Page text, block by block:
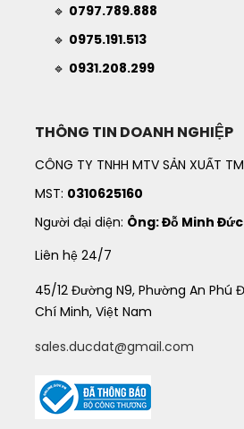
🔹 0797.789.888
🔹 0975.191.513
🔹 0931.208.299
THÔNG TIN DOANH NGHIỆP
CÔNG TY TNHH MTV SẢN XUẤT
MST: 0310625160
Người đại diện: Ông: Đỗ Minh Đức
Liên hệ 24/7
45/12 Đường N9, Phường An Phú
Chí Minh, Việt Nam
sales.ducdat@gmail.com